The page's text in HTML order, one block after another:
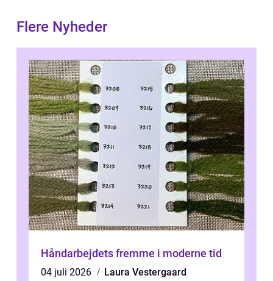
Flere Nyheder
Håndarbejdets fremme i moderne tid
04 juli 2026
Laura Vestergaard